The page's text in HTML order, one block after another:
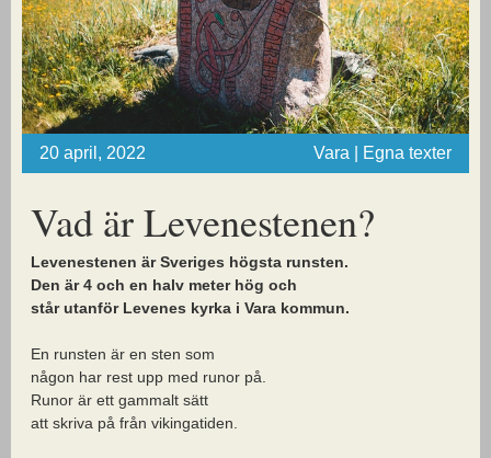
20 april, 2022 Vara | Egna texter
Vad är Levenestenen?
Levenestenen är Sveriges högsta runsten.
Den är 4 och en halv meter hög och
står utanför Levenes kyrka i Vara kommun.
En runsten är en sten som
någon har rest upp med runor på.
Runor är ett gammalt sätt
att skriva på från vikingatiden.